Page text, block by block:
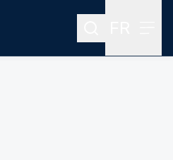
Rechercher